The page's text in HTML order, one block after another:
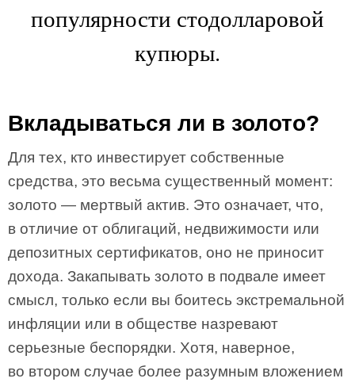
популярности стодолларовой
купюры.
Вкладываться ли в золото?
Для тех, кто инвестирует собственные
средства, это весьма существенный момент:
золото — мертвый актив. Это означает, что,
в отличие от облигаций, недвижимости или
депозитных сертификатов, оно не приносит
дохода. Закапывать золото в подвале имеет
смысл, только если вы боитесь экстремальной
инфляции или в обществе назревают
серьезные беспорядки. Хотя, наверное,
во втором случае более разумным вложением